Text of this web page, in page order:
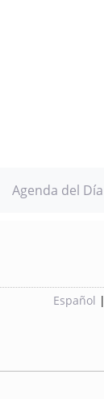
Agenda del Día
Español |